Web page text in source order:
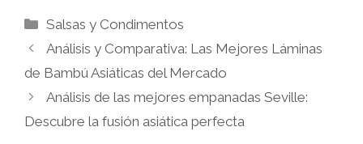
Categorías
Salsas y Condimentos
Análisis y Comparativa: Las Mejores Láminas
de Bambú Asiáticas del Mercado
Análisis de las mejores empanadas Seville:
Descubre la fusión asiática perfecta